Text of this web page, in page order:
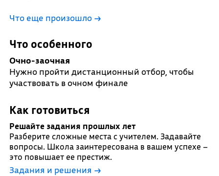
Что еще произошло →
Что особенного
Очно-заочная
Нужно пройти дистанционный отбор, чтобы
участвовать в очном финале
Как готовиться
Решайте задания прошлых лет
Разберите сложные места с учителем. Задавайте
вопросы. Школа заинтересована в вашем успехе –
это повышает ее престиж.
Задания и решения →